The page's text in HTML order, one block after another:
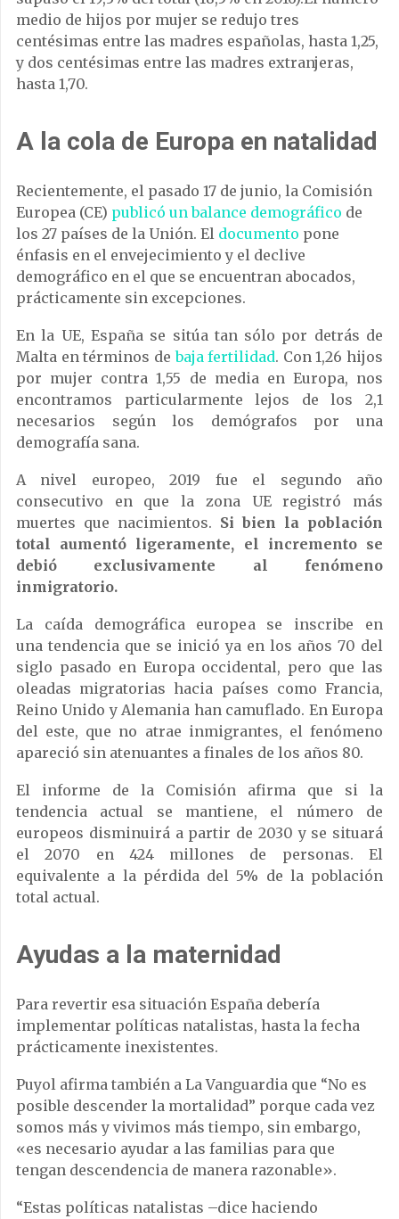
medio de hijos por mujer se redujo tres
centésimas entre las madres españolas, hasta 1,25,
y dos centésimas entre las madres extranjeras,
hasta 1,70.
A la cola de Europa en natalidad
Recientemente, el pasado 17 de junio, la Comisión
Europea (CE) publicó un balance demográfico de
los 27 países de la Unión. El documento pone
énfasis en el envejecimiento y el declive
demográfico en el que se encuentran abocados,
prácticamente sin excepciones.
En la UE, España se sitúa tan sólo por detrás de
Malta en términos debaja fertilidad. Con 1,26 hijos
por mujer contra 1,55 de media en Europa, nos
encontramos particularmente lejos de los 2,1
necesarios según los demógrafos por una
demografía sana.
A nivel europeo, 2019 fue el segundo año
consecutivo en que la zona UE registró más
muertes que nacimientos. Si bien la población
total aumentó ligeramente, el incremento se
debió exclusivamente al fenómeno
inmigratorio.
La caída demográfica europea se inscribe en
una tendencia que se inició ya en los años 70 del
siglo pasado en Europa occidental, pero que las
oleadas migratorias hacia países como Francia,
Reino Unido y Alemania han camuflado. En Europa
del este, que no atrae inmigrantes, el fenómeno
apareció sin atenuantes a finales de los años 80.
El informe de la Comisión afirma que si la
tendencia actual se mantiene, el número de
europeos disminuirá a partir de 2030 y se situará
el 2070 en 424 millones de personas. El
equivalente a la pérdida del 5% de la población
total actual.
Ayudas a la maternidad
Para revertir esa situación España debería
implementar políticas natalistas, hasta la fecha
prácticamente inexistentes.
Puyol afirma también a La Vanguardia que “No es
posible descender la mortalidad” porque cada vez
somos más y vivimos más tiempo, sin embargo,
«es necesario ayudar a las familias para que
tengan descendencia de manera razonable».
“Estas políticas natalistas –dice haciendo